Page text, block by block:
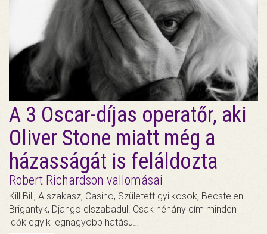
A 3 Oscar-díjas operatőr, aki
Oliver Stone miatt még a
házasságát is feláldozta
Robert Richardson vallomásai
Kill Bill, A szakasz, Casino, Született gyilkosok, Becstelen
Brigantyk, Django elszabadul. Csak néhány cím minden
idők egyik legnagyobb hatású…